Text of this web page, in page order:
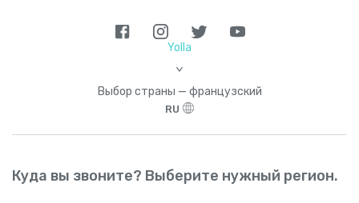
Yolla
>
Выбор страны — французский
RU
Куда вы звоните? Выберите нужный регион.